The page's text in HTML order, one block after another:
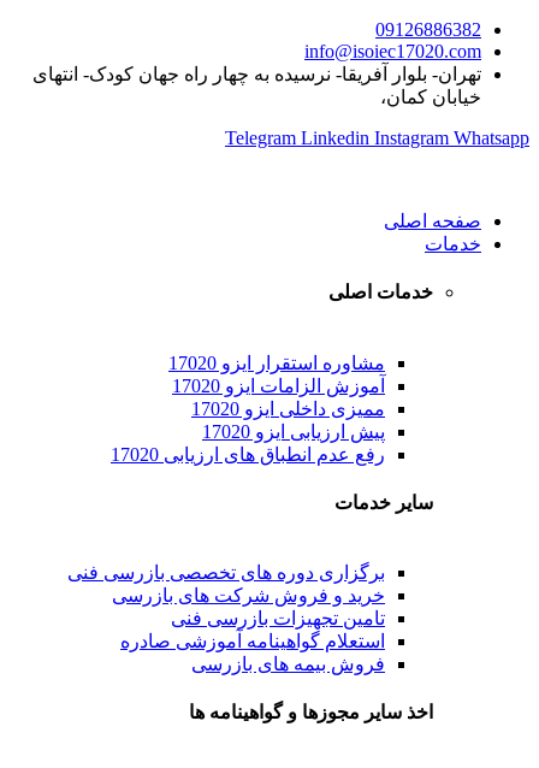
09126886382
info@isoiec17020.com
تهران- بلوار آفریقا- نرسیده به چهار راه جهان کودک- انتهای
خیابان کمان،
Telegram Linkedin Instagram Whatsapp
صفحه اصلی
خدمات
خدمات اصلی
مشاوره استقرار ایزو 17020
آموزش الزامات ایزو 17020
ممیزی داخلی ایزو 17020
پیش ارزیابی ایزو 17020
رفع عدم انطباق های ارزیابی 17020
سایر خدمات
برگزاری دوره های تخصصی بازرسی فنی
خرید و فروش شرکت های بازرسی
تامین تجهیزات بازرسی فنی
استعلام گواهینامه آموزشی صادره
فروش بیمه های بازرسی
اخذ سایر مجوزها و گواهینامه ها